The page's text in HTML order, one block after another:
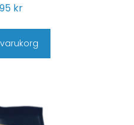
kr